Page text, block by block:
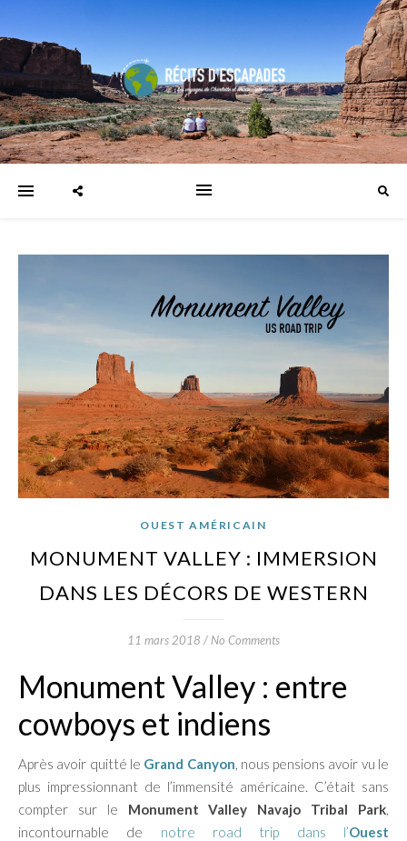
OUEST AMÉRICAIN
MONUMENT VALLEY : IMMERSION
DANS LES DÉCORS DE WESTERN
11 mars 2018 / No Comments
Monument Valley : entre
cowboys et indiens
Après avoir quitté le Grand Canyon, nous pensions avoir vu le
plus impressionnant de l’immensité américaine. C’était sans
compter sur le Monument Valley Navajo Tribal Park,
incontournable de notre road trip dans l’Ouest